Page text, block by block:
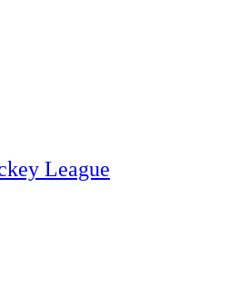
League